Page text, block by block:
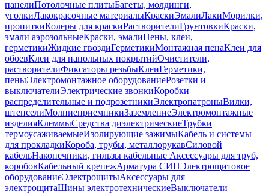
панелиПотолочные плитыБагеты, молдинги,
уголкиЛакокрасочные материалыКраскиЭмалиЛакиМорилки,
пропиткиКолеры для краскиРастворителиГрунтовкиКраски,
эмали аэрозольныеКраски, эмалиПены, клеи,
герметикиЖидкие гвоздиГерметикиМонтажная пенаКлеи для
обоевКлеи для напольных покрытийОчистители,
растворителиФиксаторы резьбыКлеиГерметики,
пеныЭлектромонтажное оборудованиеРозетки и
выключателиЭлектрические звонкиКоробки
распределительные и подрозетникиЭлектропатроныВилки,
штепселиМолниеприемникиЗаземлениеЭлектромонтажные
изделияКлеммыСредства диэлектрическиеТрубки
термоусаживаемыеИзолирующие зажимыКабель и системы
для прокладкиКороба, трубы, металлорукавСиловой
кабельНаконечники, гильзы кабельные Аксессуары для труб,
коробовКабельный крепежАрматура СИПЭлектрощитовое
оборудованиеЭлектрощитыАксессуары для
электрощитаШины электротехническиеВыключатели